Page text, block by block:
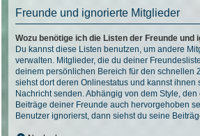
Freunde und ignorierte Mitglieder
Wozu benötige ich die Listen der Freunde und
Du kannst diese Listen benutzen, um andere
verwalten. Mitglieder, die du deiner
deinem persönlichen Bereich für den schnellen
siehst dort deren Onlinestatus und kannst ihnen
Nachricht senden. Abhängig von dem Style,
Beiträge deiner Freunde auch hervorgehoben
Benutzer ignorierst, dann siehst du seine